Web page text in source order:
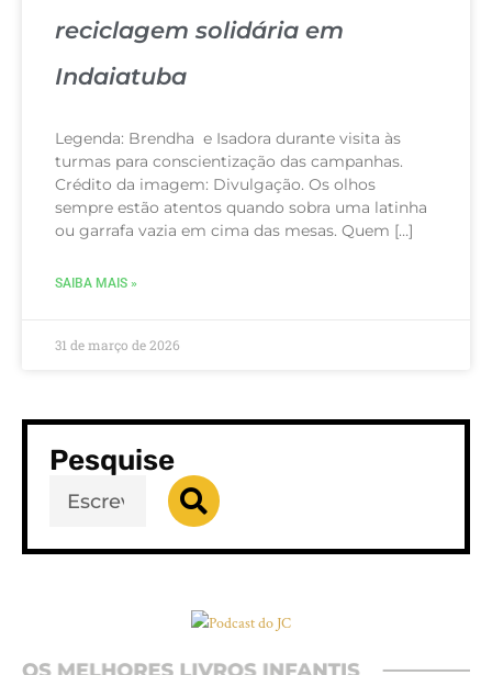
reciclagem solidária em
Indaiatuba
Legenda: Brendha e Isadora durante visita às
turmas para conscientização das campanhas.
Crédito da imagem: Divulgação. Os olhos
sempre estão atentos quando sobra uma latinha
ou garrafa vazia em cima das mesas. Quem […]
SAIBA MAIS »
31 de março de 2026
Pesquise